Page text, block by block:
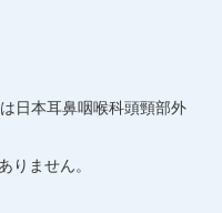
日本耳鼻咽喉科頭頸部外
ません。